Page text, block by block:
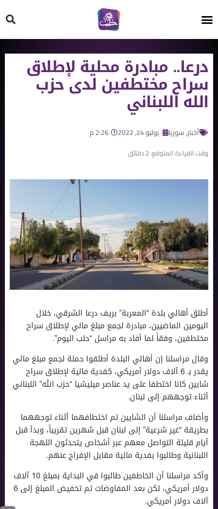
درعا.. مبادرة محلية لإطلاق
سراح مختطفين لدى حزب
الله اللبناني
أخبار,سوريا يوليو 24, 2022 2:26 م
وقت القراءة المتوقع:2دقائق
أطلق أهالي بلدة “المعربة” بريف درعا الشرقي، خلال
اليومين الماضيين، مبادرة لجمع مبلغ مالي لإطلاق سراح
مختطفين، وفقاً لما أفاد به مراسل “حلب اليوم”.
وقال مراسلنا إن أهالي البلدة أطلقوا حملة لجمع مبلغ مالي
يقدر بـ 6 آلاف دولار أمريكي، كفدية مالية لإطلاق سراح
شابين كانا اختطفا على يد عناصر ميليشيا “حزب الله” اللبناني
أثناء توجههم إلى لبنان.
وأضاف مراسلنا أن الشابين تم اختطافهما أثناء توجههما
بطريقة “غير شرعية” إلى لبنان قبل شهرين تقريباً، وبدأ قبل
أيام قليلة التواصل معهم عبر أشخاص يتحدثون اللهجة
اللبنانية وطالبوا بفدية مالية مقابل الإفراج عنهم.
وأكد مراسلنا أن الخاطفين طالبوا في البداية بمبلغ 10 آلاف
دولار أمريكي، لكن بعد المفاوضات تم تخفيض المبلغ إلى 6
آلاف دولار أمريكي.